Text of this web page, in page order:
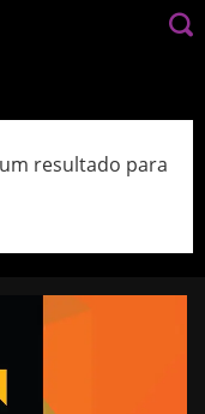
resultado para